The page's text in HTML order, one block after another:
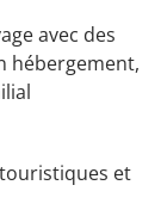
avec des
hébergement,
et